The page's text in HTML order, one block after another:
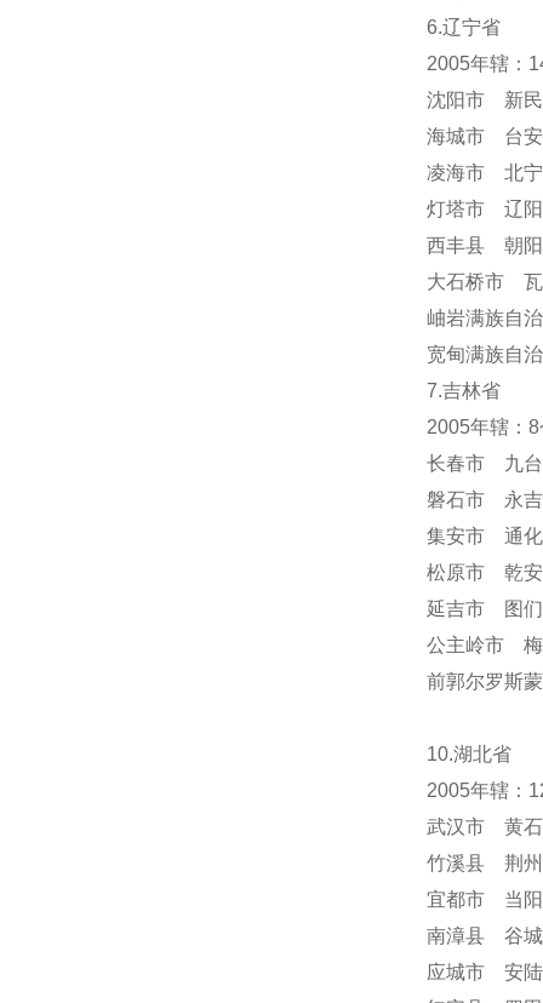
6.辽宁省
2005年辖：
沈阳市 新
海城市 台
凌海市 北
灯塔市 辽
西丰县 朝
大石桥市
岫岩满族自
宽甸满族自
7.吉林省
2005年辖：
长春市 九
磐石市 永
集安市 通
松原市 乾
延吉市 图
公主岭市
前郭尔罗斯
10.湖北省
2005年辖：
武汉市 黄
竹溪县 荆
宜都市 当
南漳县 谷
应城市 安